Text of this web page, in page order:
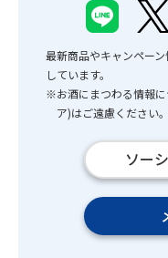
最新商品やキャンペー
しています。
※お酒にまつわる情報
ア)はご遠慮ください。
ソー